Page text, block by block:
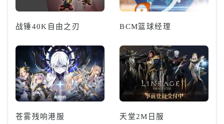
战锤40K自由之刃 BCM篮球经理
苍雾残响港服 天堂2M日服